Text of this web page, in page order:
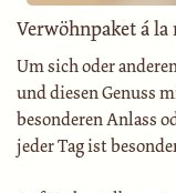
Verwöhnpaket á
Um sich oder
und diesen Genuss
besonderen Anlass
jeder Tag ist